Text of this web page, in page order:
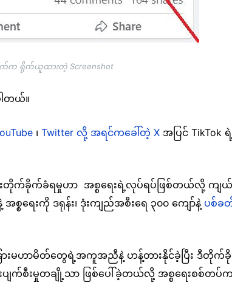
က်က ရိုက်ယူထားတဲ့ Screenshot
တယ်။
၊ Twitter လို့ အရင်ကခေါ်တဲ့ X အပြင်
းတိုက်ခိုက်ခံရမှုဟာ အစ္စရေးရဲ့လုပ်ရပ်ဖြစ်တယ်လို့ ကျ
ေးကို ဒရုန်း၊ ဒုံးကျည်အစီးရေ ၃၀၀ ကျော်နဲ့ ပစ်ခ
းမဟာမိတ်တွေရဲ့အကူအညီနဲ့ ဟန့်တားနိုင်ခဲ့ပြီး ဒီတိုက်
ျက်စီးမှုတချို့သာ ဖြစ်ပေါ်ခဲ့တယ်လို့ အစ္စရေးစစ်တပ်